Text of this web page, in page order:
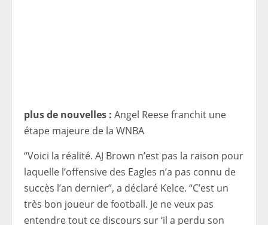
plus de nouvelles : Angel Reese franchit une
étape majeure de la WNBA
“Voici la réalité. AJ Brown n’est pas la raison pour
laquelle l’offensive des Eagles n’a pas connu de
succès l’an dernier”, a déclaré Kelce. “C’est un
très bon joueur de football. Je ne veux pas
entendre tout ce discours sur ‘il a perdu son